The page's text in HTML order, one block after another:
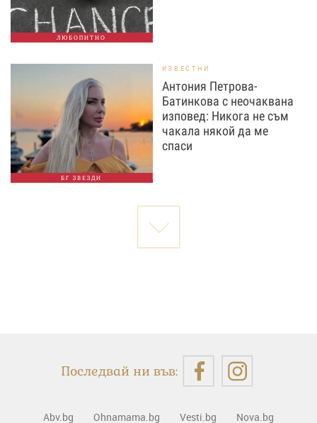
ЛЮБОПИТНО
БГ ЗВЕЗДИ
ИЗВЕСТНИ
Антония Петрова-
Батинкова с неочаквана
изповед: Никога не съм
чакала някой да ме
спаси
Последвай ни във:
Abv.bg Ohnamama.bg Vesti.bg Nova.bg